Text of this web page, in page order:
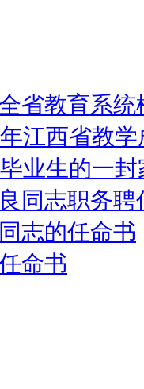
省教育系统
江西省教
业生的一封
同志职务聘
志的任命书
命书